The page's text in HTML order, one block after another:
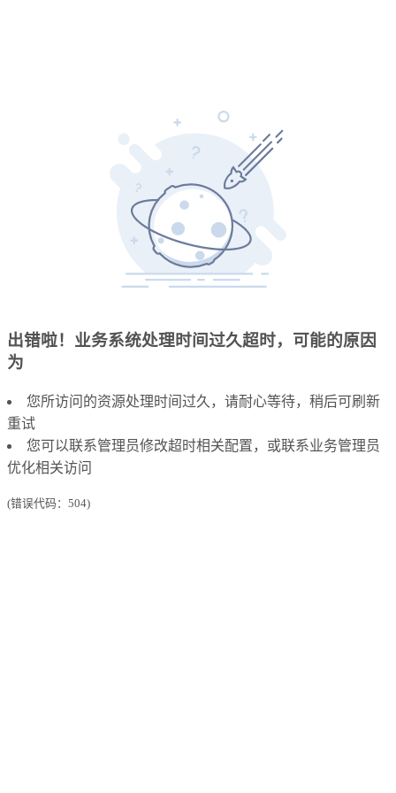
出错啦！业务系统处理时间过久超时，可能的原因
为
您所访问的资源处理时间过久，请耐心等待，稍后可刷新
重试
您可以联系管理员修改超时相关配置，或联系业务管理员
优化相关访问
(错误代码：504)